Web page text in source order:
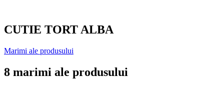
CUTIE TORT ALBA
Marimi ale produsului
8 marimi ale produsului